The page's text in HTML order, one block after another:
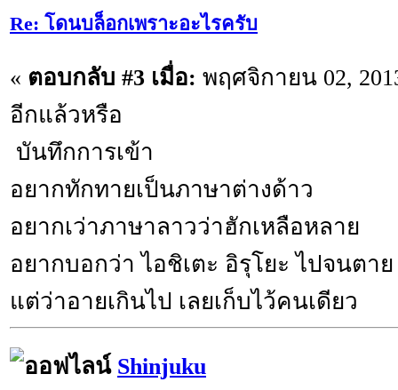
Re: โดนบล็อกเพราะอะไรครับ
« ตอบกลับ #3 เมื่อ: พฤศจิกายน 02,
อีกแล้วหรือ
บันทึกการเข้า
อยากทักทายเป็นภาษาต่างด้าว
อยากเว่าภาษาลาวว่าฮักเหลือหลาย
อยากบอกว่า ไอชิเตะ อิรุโยะ ไปจนตาย
แต่ว่าอายเกินไป เลยเก็บไว้คนเดียว
Shinjuku